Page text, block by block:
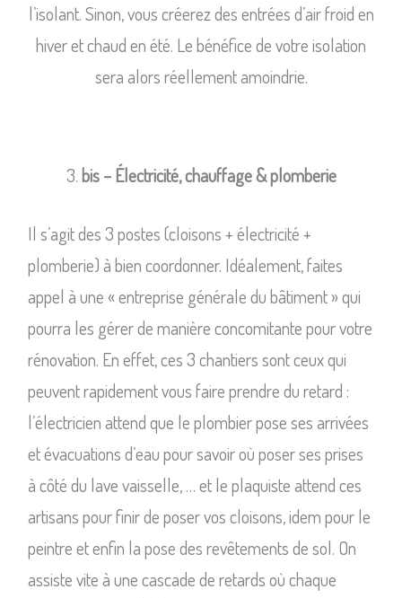
l’isolant. Sinon, vous créerez des entrées d’air froid en
hiver et chaud en été. Le bénéfice de votre isolation
sera alors réellement amoindrie.
bis – Électricité, chauffage & plomberie
Il s’agit des 3 postes (cloisons + électricité +
plomberie) à bien coordonner. Idéalement, faites
appel à une « entreprise générale du bâtiment » qui
pourra les gérer de manière concomitante pour votre
rénovation. En effet, ces 3 chantiers sont ceux qui
peuvent rapidement vous faire prendre du retard :
l’électricien attend que le plombier pose ses arrivées
et évacuations d’eau pour savoir où poser ses prises
à côté du lave vaisselle, … et le plaquiste attend ces
artisans pour finir de poser vos cloisons, idem pour le
peintre et enfin la pose des revêtements de sol. On
assiste vite à une cascade de retards où chaque